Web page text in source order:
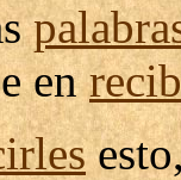
en